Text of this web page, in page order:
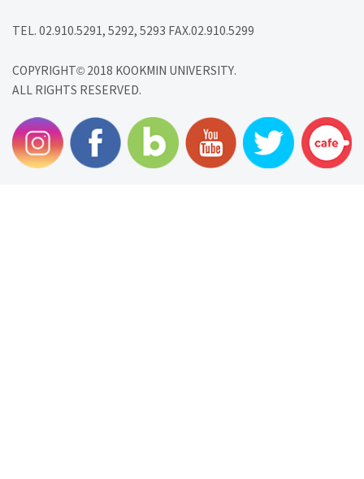
TEL. 02.910.5291, 5292, 5293 FAX.02.910.5299
COPYRIGHT© 2018 KOOKMIN UNIVERSITY.
ALL RIGHTS RESERVED.